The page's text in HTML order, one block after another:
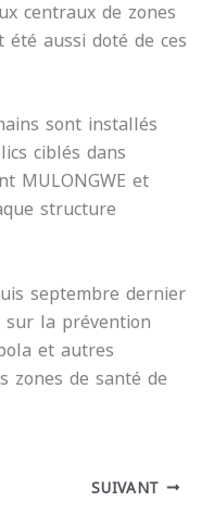
centraux de zones
aussi doté de ces
sont installés
ciblés dans
MULONGWE et
structure
septembre dernier
sur la prévention
et autres
zones de santé de
SUIVANT